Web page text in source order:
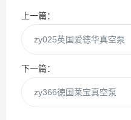
上一篇：
zy025英国爱徳华真空泵
下一篇：
zy366徳国莱宝真空泵